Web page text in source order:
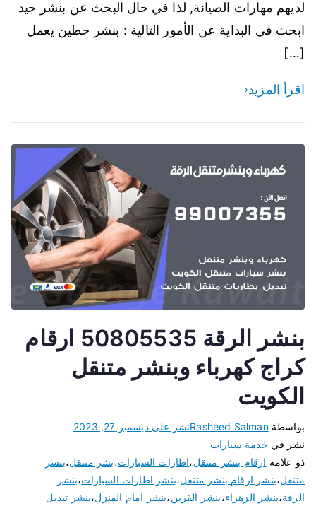
لديهم مهارات الصيانة, لذا في حال البحث عن بنشر جيد
ابحث في البداية عن الأمور التالية : بنشر حطين يعمل
[…]
اقرأ المزيد
بنشر الرقة 50805535 ارقام
كراج كهرباء وبنشر متنقل
الكويت
بواسطةRasheed Salmanنشر علىديسمبر 27, 2023
نشر في خدمة سيارات
ذو علامة ارقام بنشر متنقل،اطارات السيارات،بشر متنقل،بنسر
متنقل،بنشر ارقام بنشر متنقل،بنشر اطارات السيارات،بنشر
الرقة،بنشر الزهراء،بنشر القرين،بنشر امام المنزل،بنشر تبديل